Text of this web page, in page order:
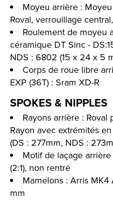
Moyeu arrière :
Roval, verrouillage
Roulement de moyeu
céramique DT Sinc -
NDS : 6802 (15 x 24 x 5
Corps de roue libre
EXP (36T) : Sram XD-R
SPOKES & NIPPLES
Rayons arrière :
Rayon avec extrémités
(DS : 277mm, NDS :
Motif de laçage
(2:1), non rentré
Mamelons : Arris
mm